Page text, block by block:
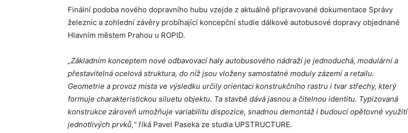
Finální podoba nového dopravního hubu vzejde z aktuálně připravované dokumentace Správy
železnic a zohlední závěry probíhající koncepční studie dálkové autobusové dopravy objednané
Hlavním městem Prahou u ROPID.
„Základním konceptem nové odbavovací haly autobusového nádraží je jednoduchá, modulární a
přestavitelná ocelová struktura, do níž jsou vloženy samostatné moduly zázemí a retailu.
Geometrie a provoz místa ve výsledku určily orientaci konstrukčního rastru i tvar střechy, který
formuje charakteristickou siluetu objektu. Ta stavbě dává jasnou a čitelnou identitu. Typizovaná
konstrukce zároveň umožňuje variabilitu dispozice, snadnou demontáž i budoucí opětovné využití
jednotlivých prvků,“ říká Pavel Paseka ze studia UPSTRUCTURE.